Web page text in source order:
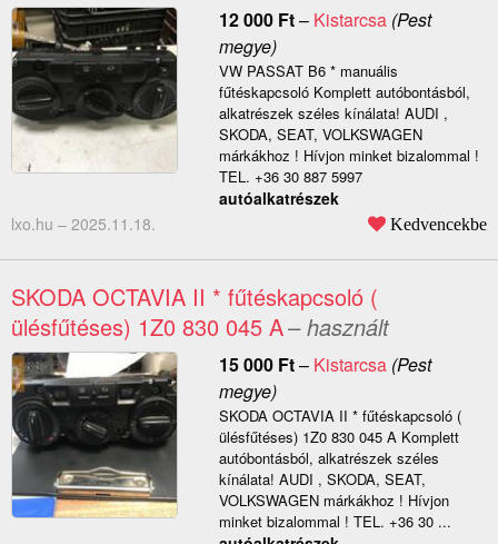
12 000 Ft– Kistarcsa(Pest
megye)
VW PASSAT B6 * manuális
fűtéskapcsoló Komplett autóbontásból,
alkatrészek széles kínálata! AUDI ,
SKODA, SEAT, VOLKSWAGEN
márkákhoz ! Hívjon minket bizalommal !
TEL. +36 30 887 5997
autóalkatrészek
lxo.hu – 2025.11.18. Kedvencekbe
SKODA OCTAVIA II * fűtéskapcsoló (
ülésfűtéses) 1Z0 830 045 A– használt
15 000 Ft– Kistarcsa(Pest
megye)
SKODA OCTAVIA II * fűtéskapcsoló (
ülésfűtéses) 1Z0 830 045 A Komplett
autóbontásból, alkatrészek széles
kínálata! AUDI , SKODA, SEAT,
VOLKSWAGEN márkákhoz ! Hívjon
minket bizalommal ! TEL. +36 30 ...